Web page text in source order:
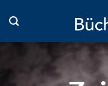
Inhalt
springen